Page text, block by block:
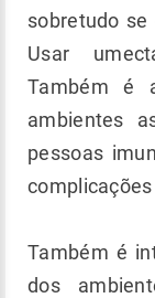
sobretudo
Usar
Também é
ambientes
pessoas
Também é
dos